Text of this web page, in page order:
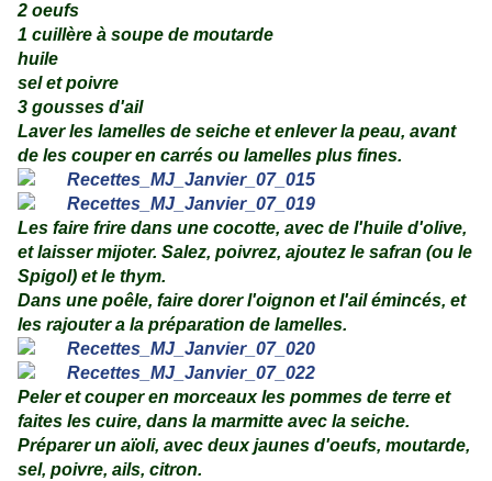
2 oeufs
1 cuillère à soupe de moutarde
huile
sel et poivre
3 gousses d'ail
Laver les lamelles de seiche et enlever la peau, avant
de les couper en carrés ou lamelles plus fines.
Les faire frire dans une cocotte, avec de l'huile d'olive,
et laisser mijoter. Salez, poivrez, ajoutez le safran (ou le
Spigol) et le thym.
Dans une poêle, faire dorer l'oignon et l'ail émincés, et
les rajouter a la préparation de lamelles.
Peler et couper en morceaux les pommes de terre et
faites les cuire, dans la marmitte avec la seiche.
Préparer un aïoli, avec deux jaunes d'oeufs, moutarde,
sel, poivre, ails, citron.